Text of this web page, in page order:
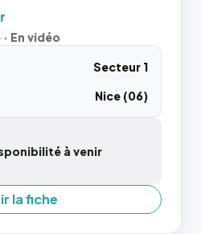
En vidéo
Secteur 1
Nice (06)
à venir
la fiche